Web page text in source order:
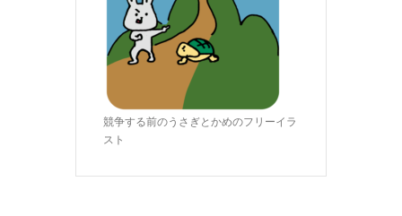
競争する前のうさぎとかめのフリーイラ
スト